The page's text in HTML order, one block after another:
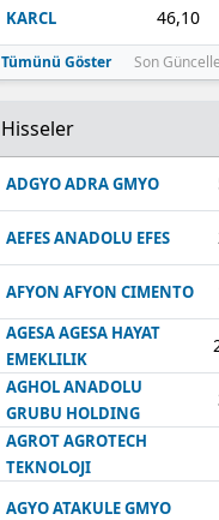
KARCL 46,10
Tümünü Göster Son
Hisseler
ADGYO ADRA GMYO
AEFES ANADOLU EFES
AFYON AFYON CIMENTO
AGESA AGESA HAYAT
EMEKLILIK
AGHOL ANADOLU
GRUBU HOLDING
AGROT AGROTECH
TEKNOLOJI
AGYO ATAKULE GMYO